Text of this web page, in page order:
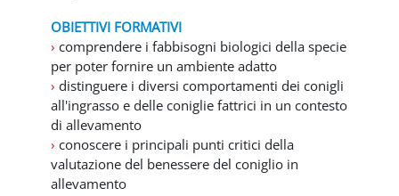
u
c
i
i
OBIETTIVI FORMATIVI
› comprendere i fabbisogni biologici della specie
per poter fornire un ambiente adatto
› distinguere i diversi comportamenti dei conigli
all'ingrasso e delle coniglie fattrici in un contesto
di allevamento
› conoscere i principali punti critici della
valutazione del benessere del coniglio in
allevamento